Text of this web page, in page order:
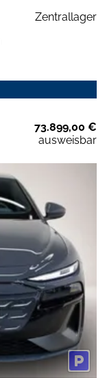
Zentrallager
73.899,00 €
ausweisbar